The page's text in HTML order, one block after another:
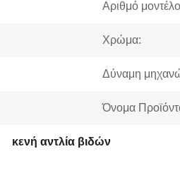
Αριθμό
Χρώμα:
Δύναμη
Όνομα
κενή αντλία βιδών